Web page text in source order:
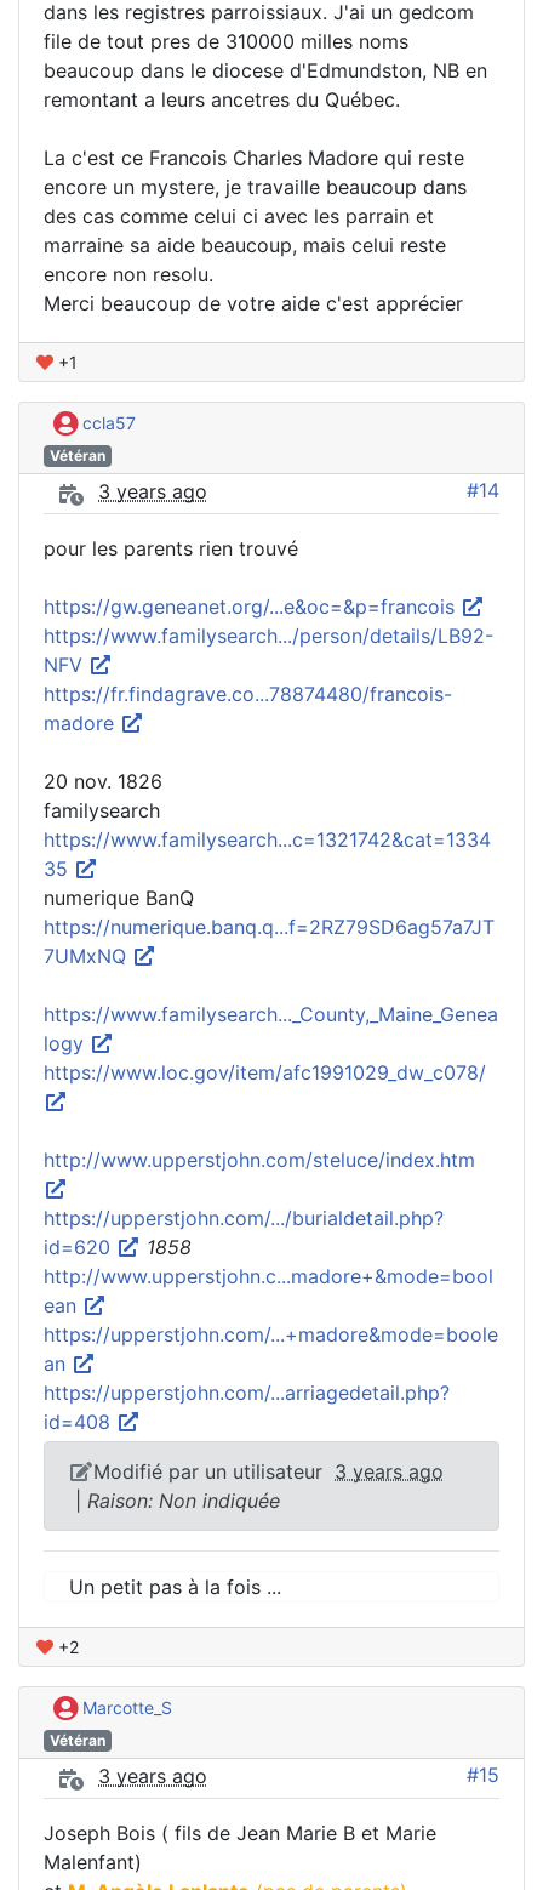
dans les registres parroissiaux. J'ai un gedcom
file de tout pres de 310000 milles noms
beaucoup dans le diocese d'Edmundston, NB en
remontant a leurs ancetres du Québec.
La c'est ce Francois Charles Madore qui reste
encore un mystere, je travaille beaucoup dans
des cas comme celui ci avec les parrain et
marraine sa aide beaucoup, mais celui reste
encore non resolu.
Merci beaucoup de votre aide c'est apprécier
+1
ccla57
Vétéran
3 years ago #14
pour les parents rien trouvé
https://gw.geneanet.org/...e&oc=&p=francois
https://www.familysearch.../person/details/LB92-
NFV
https://fr.findagrave.co...78874480/francois-
madore
20 nov. 1826
familysearch
https://www.familysearch...c=1321742&cat=1334
35
numerique BanQ
https://numerique.banq.q...f=2RZ79SD6ag57a7JT
7UMxNQ
https://www.familysearch..._County,_Maine_Genea
logy
https://www.loc.gov/item/afc1991029_dw_c078/
http://www.upperstjohn.com/steluce/index.htm
https://upperstjohn.com/.../burialdetail.php?
id=620
1858
http://www.upperstjohn.c...madore+&mode=bool
ean
https://upperstjohn.com/...+madore&mode=boole
an
https://upperstjohn.com/...arriagedetail.php?
id=408
Modifié par un utilisateur 3 years ago
Raison: Non indiquée
Un petit pas à la fois ...
+2
Marcotte_S
Vétéran
3 years ago #15
Joseph Bois ( fils de Jean Marie B et Marie
Malenfant)